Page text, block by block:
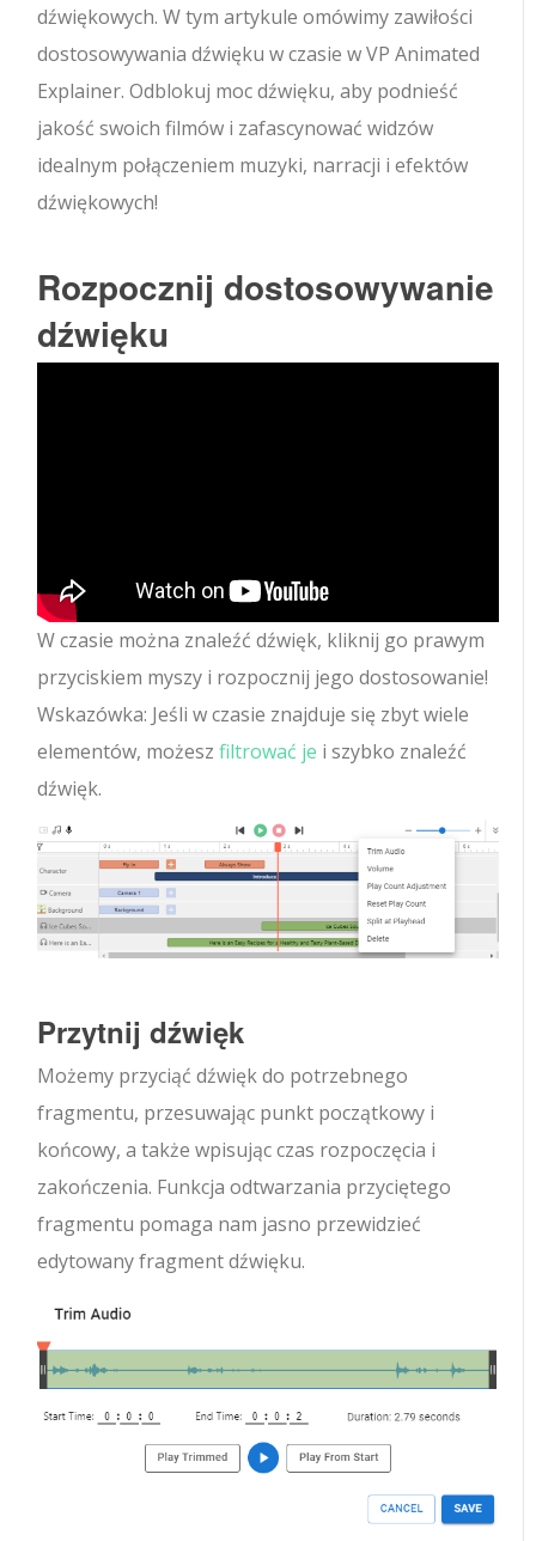
dźwiękowych. W tym artykule omówimy zawiłości
dostosowywania dźwięku w czasie w VP Animated
Explainer. Odblokuj moc dźwięku, aby podnieść
jakość swoich filmów i zafascynować widzów
idealnym połączeniem muzyki, narracji i efektów
dźwiękowych!
Rozpocznij dostosowywanie
dźwięku
W czasie można znaleźć dźwięk, kliknij go prawym
przyciskiem myszy i rozpocznij jego dostosowanie!
Wskazówka: Jeśli w czasie znajduje się zbyt wiele
elementów, możesz filtrować je i szybko znaleźć
dźwięk.
Przytnij dźwięk
Możemy przyciąć dźwięk do potrzebnego
fragmentu, przesuwając punkt początkowy i
końcowy, a także wpisując czas rozpoczęcia i
zakończenia. Funkcja odtwarzania przyciętego
fragmentu pomaga nam jasno przewidzieć
edytowany fragment dźwięku.